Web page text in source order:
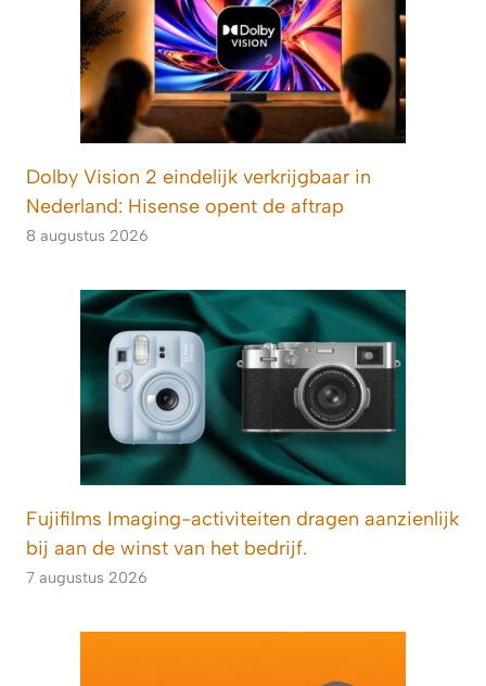
Dolby Vision 2 eindelijk verkrijgbaar in
Nederland: Hisense opent de aftrap
8 augustus 2026
Fujifilms Imaging-activiteiten dragen aanzienlijk
bij aan de winst van het bedrijf.
7 augustus 2026